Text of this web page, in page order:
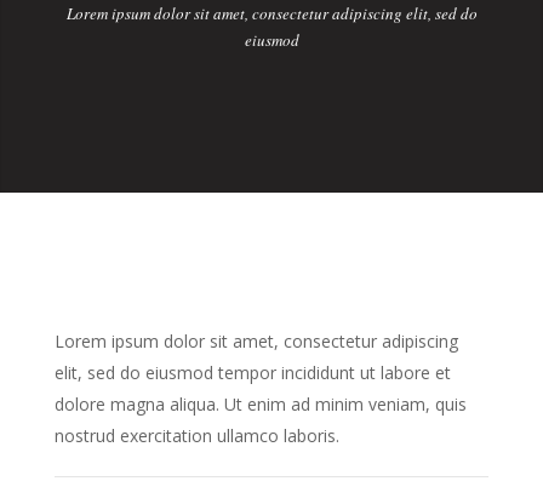
Lorem ipsum dolor sit amet, consectetur adipiscing elit, sed do
eiusmod
Lorem ipsum dolor sit amet, consectetur adipiscing
elit, sed do eiusmod tempor incididunt ut labore et
dolore magna aliqua. Ut enim ad minim veniam, quis
nostrud exercitation ullamco laboris.